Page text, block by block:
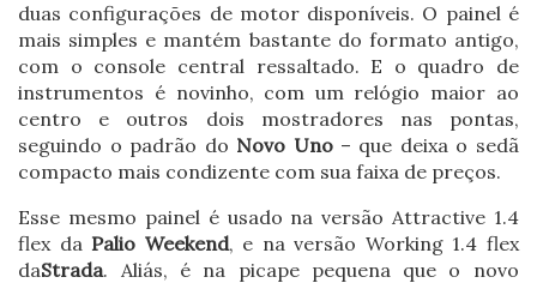
duas configurações de motor disponíveis. O painel é
mais simples e mantém bastante do formato antigo,
com o console central ressaltado. E o quadro de
instrumentos é novinho, com um relógio maior ao
centro e outros dois mostradores nas pontas,
seguindo o padrão do Novo Uno– que deixa o sedã
compacto mais condizente com sua faixa de preços.
Esse mesmo painel é usado na versão Attractive 1.4
flex da Palio Weekend, e na versão Working 1.4 flex
daStrada. Aliás, é na picape pequena que o novo